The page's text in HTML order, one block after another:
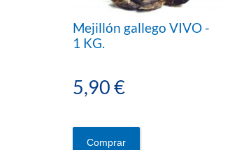
Mejillón gallego VIVO -
1 KG.
5,90 €
Comprar